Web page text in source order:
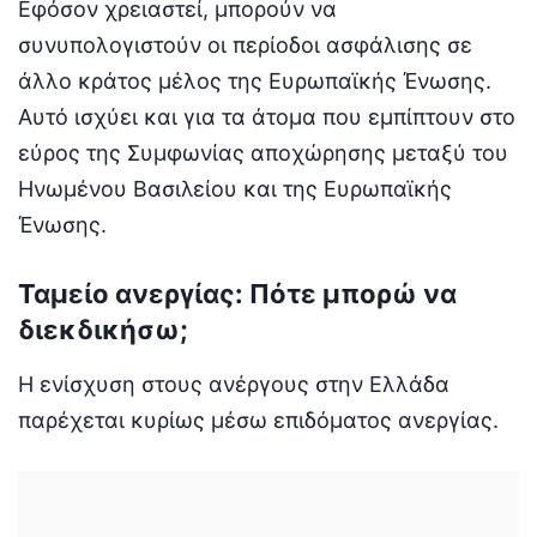
Εφόσον χρειαστεί, μπορούν να
συνυπολογιστούν οι περίοδοι ασφάλισης σε
άλλο κράτος μέλος της Ευρωπαϊκής Ένωσης.
Αυτό ισχύει και για τα άτομα που εμπίπτουν στο
εύρος της Συμφωνίας αποχώρησης μεταξύ του
Ηνωμένου Βασιλείου και της Ευρωπαϊκής
Ένωσης.
Ταμείο ανεργίας: Πότε μπορώ να
διεκδικήσω;
Η ενίσχυση στους ανέργους στην Ελλάδα
παρέχεται κυρίως μέσω επιδόματος ανεργίας.